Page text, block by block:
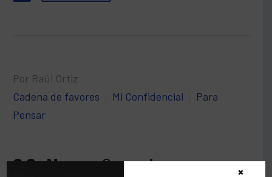
Por Raúl Ortiz
Cadena de favores
Mi Confidencial
Para
Pensar
26 Nov:Sonrisas
×